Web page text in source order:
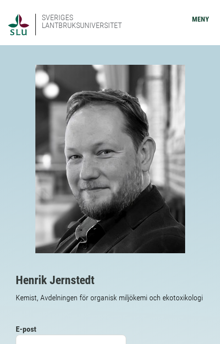
SVERIGES
LANTBRUKSUNIVERSITET
MENY
Henrik Jernstedt
Kemist, Avdelningen för organisk miljökemi och ekotoxikologi
E-post